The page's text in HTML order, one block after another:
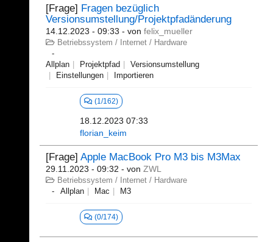
[Frage] Fragen bezüglich
Versionsumstellung/Projektpfadänderung
14.12.2023 - 09:33 - von felix_mueller
Betriebssystem / Internet / Hardware
Allplan Projektpfad
Versionsumstellung
Einstellungen
Importieren
(1/162)
18.12.2023 07:33
florian_keim
[Frage] Apple MacBook Pro M3 bis M3Max
29.11.2023 - 09:32 - von ZWL
Betriebssystem / Internet / Hardware
Allplan
Mac M3
(0/174)